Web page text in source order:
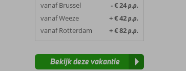
vanaf Brussel - € 24p.p.
vanaf Weeze + € 42p.p.
vanaf Rotterdam + € 82p.p.
Bekijk deze vakantie